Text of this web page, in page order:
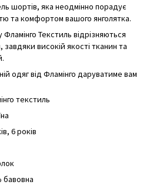
шортів, яка неодмінно порадує
та комфортом вашого янголятка.
Фламінго Текстиль відрізняються
високій якості тканин та
одяг від Фламінго даруватиме вам
текстиль
, 6 років
бавовна